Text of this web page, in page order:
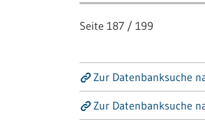
Seite 187 / 199
Zur Datenbanksuche
Zur Datenbanksuche